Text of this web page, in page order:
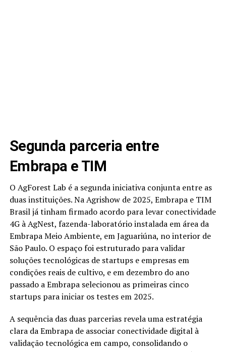
Segunda parceria entre
Embrapa e TIM
O AgForest Lab é a segunda iniciativa conjunta entre as
duas instituições. Na Agrishow de 2025, Embrapa e TIM
Brasil já tinham firmado acordo para levar conectividade
4G à AgNest, fazenda-laboratório instalada em área da
Embrapa Meio Ambiente, em Jaguariúna, no interior de
São Paulo. O espaço foi estruturado para validar
soluções tecnológicas de startups e empresas em
condições reais de cultivo, e em dezembro do ano
passado a Embrapa selecionou as primeiras cinco
startups para iniciar os testes em 2025.
A sequência das duas parcerias revela uma estratégia
clara da Embrapa de associar conectividade digital à
validação tecnológica em campo, consolidando o